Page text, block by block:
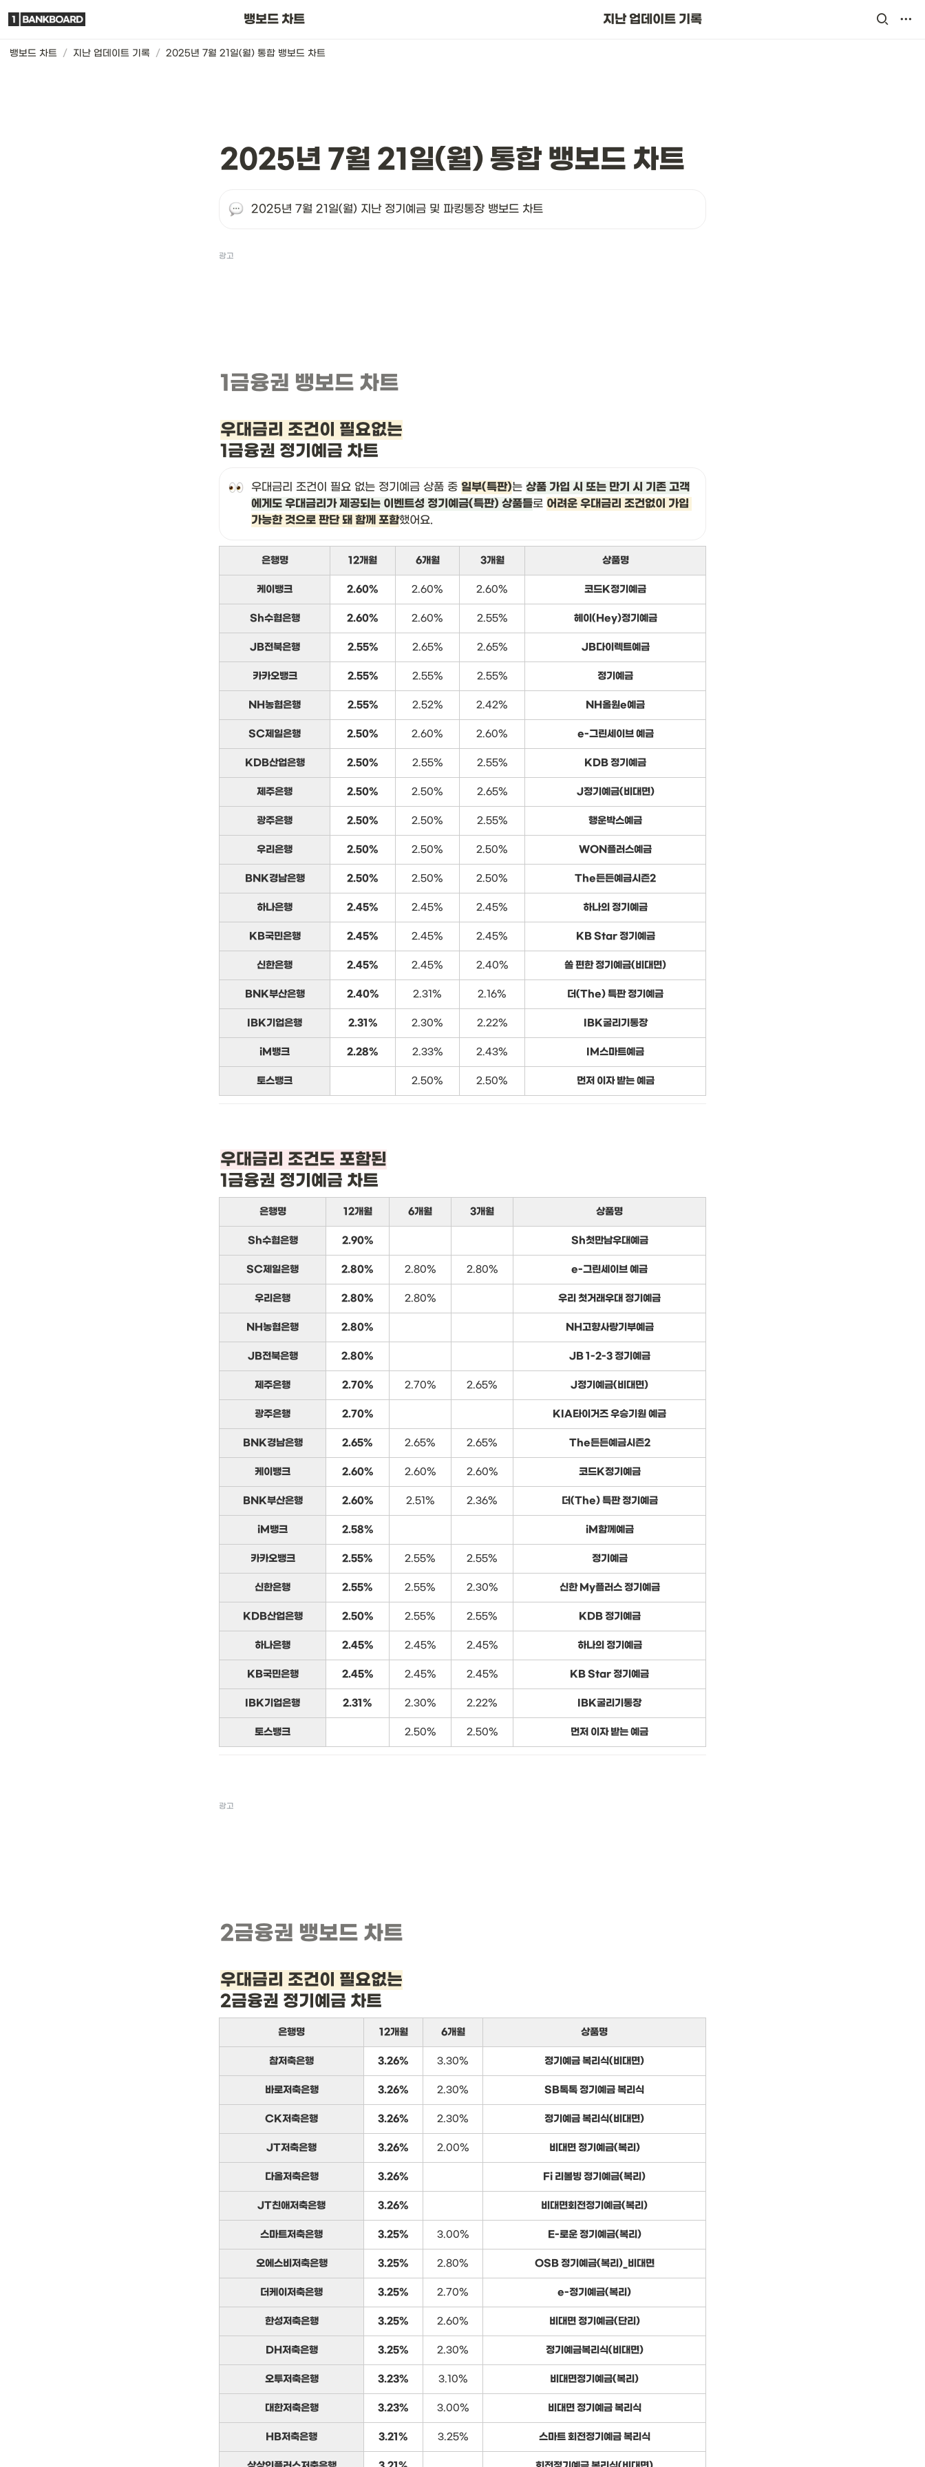
뱅보드 차트 지난 업데이트 기록
뱅보드 차트 / 지난 업데이트 기록 / 2025년 7월 21일(월) 통합 뱅보드 차트
뱅보드 차트는요?
2025년 7월 21일(월) 통합 뱅보드 차트
2025년 7월 21일(월) 지난 정기예금 및 파킹통장 뱅보드 차트
광고
1금융권 뱅보드 차트
우대금리 조건이 필요없는
1금융권 정기예금 차트
우대금리 조건이 필요 없는 정기예금 상품 중 일부(특판)는 상품 가입 시 또는 만기 시 기존 고객
에게도 우대금리가 제공되는 이벤트성 정기예금(특판) 상품들로 어려운 우대금리 조건없이 가입
가능한 것으로 판단 돼 함께 포함했어요.
은행명 12개월 6개월 3개월 상품명
케이뱅크 2.60% 2.60% 2.60% 코드K정기예금
Sh수협은행 2.60% 2.60% 2.55% 헤이(Hey)정기예금
JB전북은행 2.55% 2.65% 2.65% JB다이렉트예금
카카오뱅크 2.55% 2.55% 2.55% 정기예금
NH농협은행 2.55% 2.52% 2.42% NH올원e예금
SC제일은행 2.50% 2.60% 2.60% e-그린세이브 예금
KDB산업은행 2.50% 2.55% 2.55% KDB 정기예금
제주은행 2.50% 2.50% 2.65% J정기예금(비대면)
광주은행 2.50% 2.50% 2.55% 행운박스예금
우리은행 2.50% 2.50% 2.50% WON플러스예금
BNK경남은행 2.50% 2.50% 2.50% The든든예금시즌2
하나은행 2.45% 2.45% 2.45% 하나의 정기예금
KB국민은행 2.45% 2.45% 2.45% KB Star 정기예금
신한은행 2.45% 2.45% 2.40% 쏠 편한 정기예금(비대면)
BNK부산은행 2.40% 2.31% 2.16% 더(The) 특판 정기예금
IBK기업은행 2.31% 2.30% 2.22% IBK굴리기통장
iM뱅크 2.28% 2.33% 2.43% IM스마트예금
토스뱅크 2.50% 2.50% 먼저 이자 받는 예금
1금융권 정기예금 차트
은행명 12개월 6개월 3개월 상품명
Sh수협은행 2.90% Sh첫만남우대예금
SC제일은행 2.80% 2.80% 2.80% e-그린세이브 예금
우리은행 2.80% 2.80% 우리 첫거래우대 정기예금
NH농협은행 2.80% NH고향사랑기부예금
JB전북은행 2.80% JB 1-2-3 정기예금
제주은행 2.70% 2.70% 2.65% J정기예금(비대면)
광주은행 2.70% KIA타이거즈 우승기원 예금
BNK경남은행 2.65% 2.65% 2.65% The든든예금시즌2
케이뱅크 2.60% 2.60% 2.60% 코드K정기예금
BNK부산은행 2.60% 2.51% 2.36% 더(The) 특판 정기예금
iM뱅크 2.58% iM함께예금
카카오뱅크 2.55% 2.55% 2.55% 정기예금
신한은행 2.55% 2.55% 2.30% 신한 My플러스 정기예금
KDB산업은행 2.50% 2.55% 2.55% KDB 정기예금
하나은행 2.45% 2.45% 2.45% 하나의 정기예금
KB국민은행 2.45% 2.45% 2.45% KB Star 정기예금
IBK기업은행 2.31% 2.30% 2.22% IBK굴리기통장
토스뱅크 2.50% 2.50% 먼저 이자 받는 예금
광고
2금융권 뱅보드 차트
우대금리 조건이 필요없는
2금융권 정기예금 차트
은행명 12개월 6개월 상품명
참저축은행 3.26% 3.30% 정기예금 복리식(비대면)
바로저축은행 3.26% 2.30% SB톡톡 정기예금 복리식
CK저축은행 3.26% 2.30% 정기예금 복리식(비대면)
JT저축은행 3.26% 2.00% 비대면 정기예금(복리)
다올저축은행 3.26% Fi 리볼빙 정기예금(복리)
JT친애저축은행 3.26% 비대면회전정기예금(복리)
스마트저축은행 3.25% 3.00% E-로운 정기예금(복리)
오에스비저축은행 3.25% 2.80% OSB 정기예금(복리)_비대면
더케이저축은행 3.25% 2.70% e-정기예금(복리)
한성저축은행 3.25% 2.60% 비대면 정기예금(단리)
DH저축은행 3.25% 2.30% 정기예금복리식(비대면)
오투저축은행 3.23% 3.10% 비대면정기예금(복리)
대한저축은행 3.23% 3.00% 비대면 정기예금 복리식
HB저축은행 3.21% 3.25% 스마트 회전정기예금 복리식